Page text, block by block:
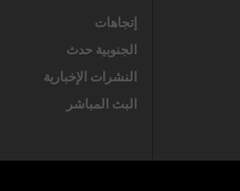
إتجاهات
الجنوبية حدث
النشرات الإخبارية
البث المباشر